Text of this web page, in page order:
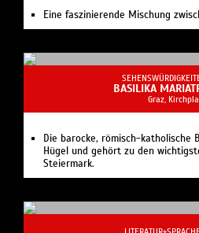
BUCHTIPP
Ausgewählte Bücher - direkt beim
AUSFLÜGE /
Klagenfurt,